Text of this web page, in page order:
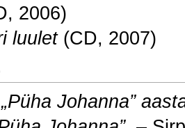
2006)
luulet (CD, 2007)
„Püha Johanna”